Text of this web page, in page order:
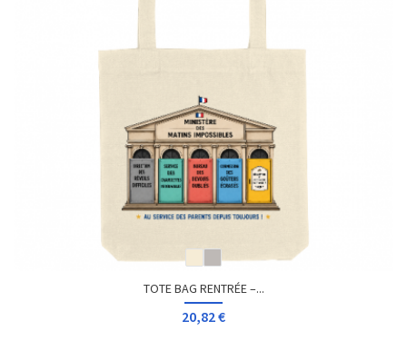
TOTE BAG RENTRÉE –...
20,82 €